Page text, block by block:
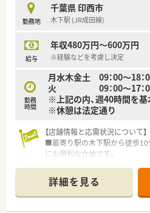
勤務地
千葉県 印西市
木下駅 (JR成田線)
給与
年収480万円～600万円
※経験などを考慮し決定
勤務
時間
月水木金土 09：00～18：
火 09：00～17：
※上記の内、週40時間を
※休憩は法定通り
【店舗情報と応需状況について】
■最寄り駅の木下駅から徒歩10
にも便利な立地です。
の枚数は平均70枚ほどです。
■薬剤師2名と事務員1名が基本
いサポート体制があります。
詳細を見る